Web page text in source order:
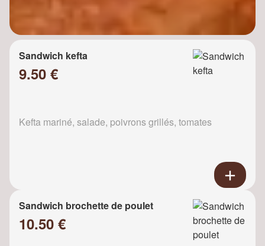
Sandwich kefta
9.50 €
Kefta mariné, salade, poivrons grillés, tomates
Sandwich brochette de poulet
10.50 €